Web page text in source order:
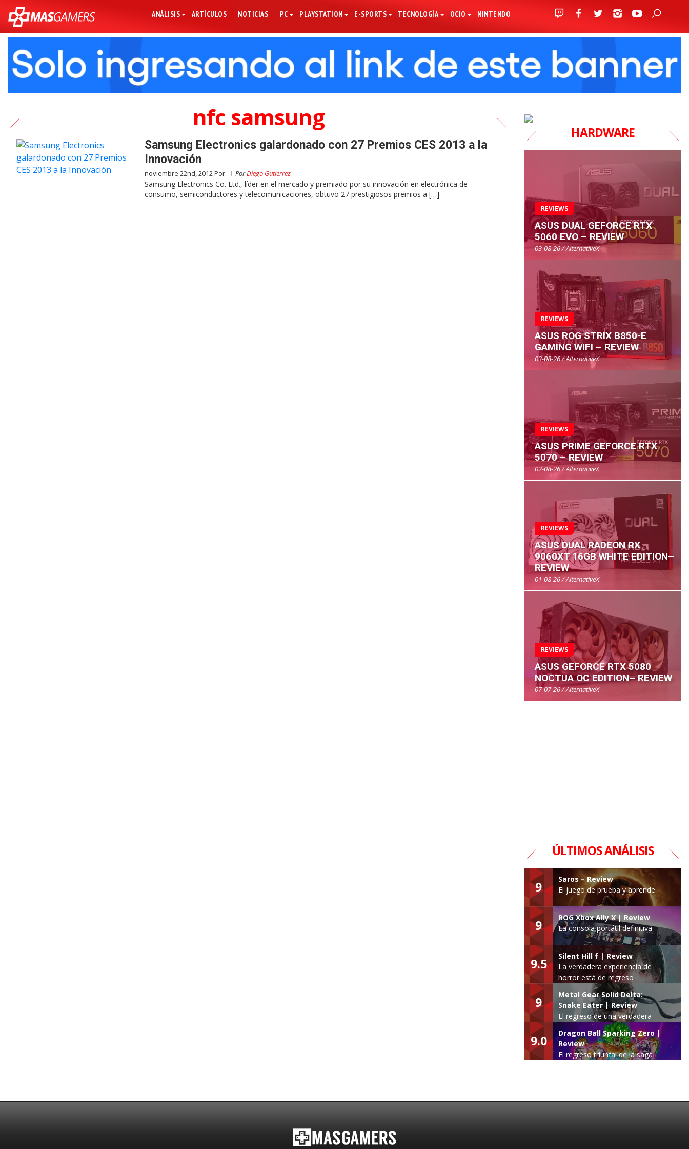
ANÁLISIS ARTÍCULOS NOTICIAS PC PLAYSTATION E-SPORTS TECNOLOGÍA OCIO NINTENDO
nfc samsung
Samsung Electronics galardonado con 27 Premios CES 2013 a la
Innovación
noviembre 22nd, 2012 Por: PorDiego Gutierrez
Samsung Electronics Co. Ltd., líder en el mercado y premiado por su innovación en electrónica de
consumo, semiconductores y telecomunicaciones, obtuvo 27 prestigiosos premios a […]
HARDWARE
REVIEWS
ASUS DUAL GEFORCE RTX
5060 EVO – REVIEW
03-08-26 / AlternativeX
REVIEWS
ASUS ROG STRIX B850-E
GAMING WIFI – REVIEW
03-08-26 / AlternativeX
REVIEWS
ASUS PRIME GEFORCE RTX
5070 – REVIEW
02-08-26 / AlternativeX
REVIEWS
ASUS DUAL RADEON RX
9060XT 16GB WHITE EDITION–
REVIEW
01-08-26 / AlternativeX
REVIEWS
ASUS GEFORCE RTX 5080
NOCTUA OC EDITION– REVIEW
07-07-26 / AlternativeX
ÚLTIMOS ANÁLISIS
9
Saros – Review
El juego de prueba y aprende
9
ROG Xbox Ally X | Review
La consola portátil definitiva
9.5
Silent Hill f | Review
La verdadera experiencia de
horror está de regreso
9
Metal Gear Solid Delta:
Snake Eater | Review
El regreso de una verdadera
leyenda
9.0
Dragon Ball Sparking Zero |
Review
El regreso triunfal de la saga